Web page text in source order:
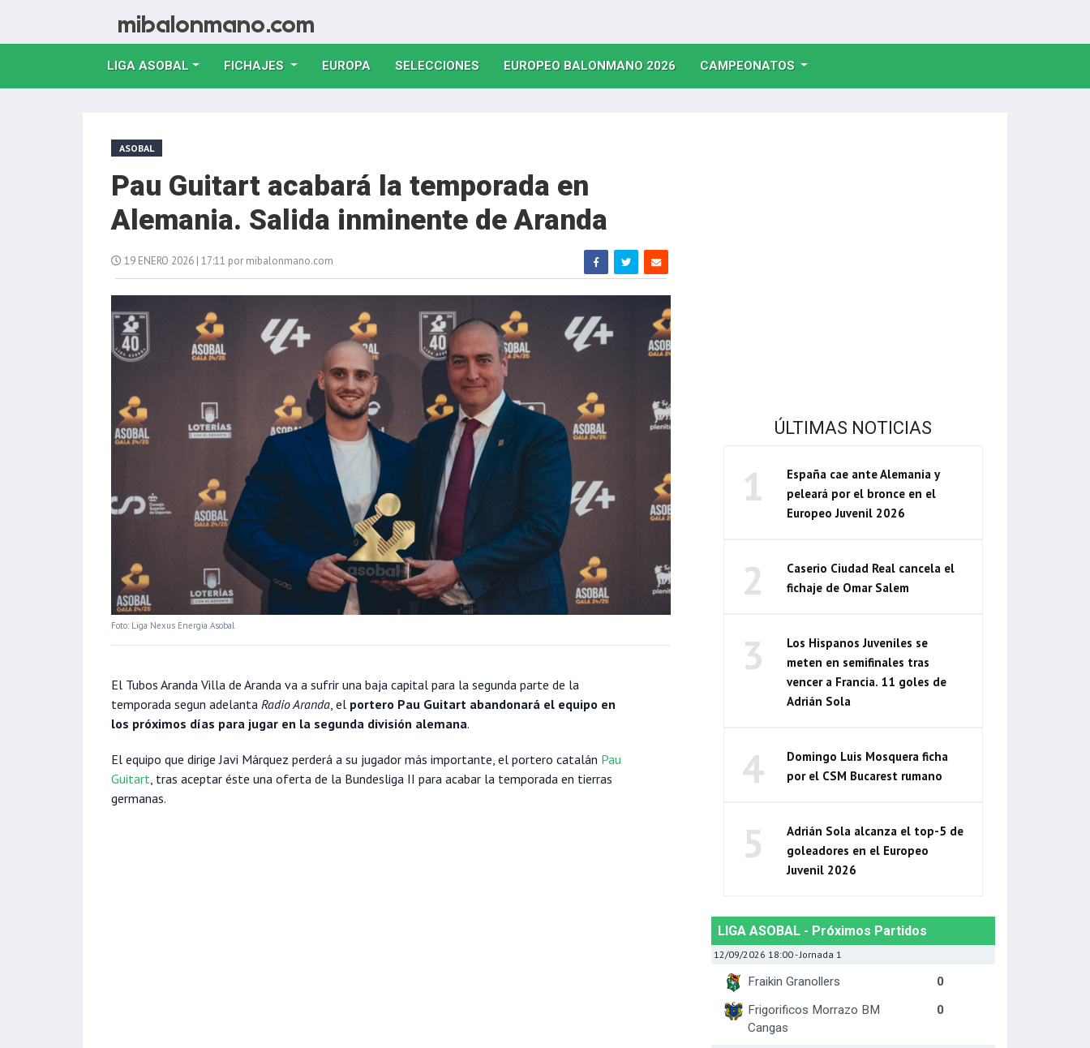
LIGA ASOBAL FICHAJES EUROPA(CURRENT)
SELECCIONES(CURRENT)
EUROPEO BALONMANO 2026(CURRENT)
CAMPEONATOS
ASOBAL
Pau Guitart acabará la temporada en
Alemania. Salida inminente de Aranda
19 ENERO 2026 | 17:11 por mibalonmano.com
Foto: Liga Nexus Energia Asobal
El Tubos Aranda Villa de Aranda va a sufrir una baja capital para la segunda parte de la
temporada segun adelanta Radio Aranda, el portero Pau Guitart abandonará el equipo en
los próximos días para jugar en la segunda división alemana.
El equipo que dirige Javi Márquez perderá a su jugador más importante, el portero catalán Pau
Guitart, tras aceptar éste una oferta de la Bundesliga II para acabar la temporada en tierras
germanas.
ÚLTIMAS NOTICIAS
1
España cae ante Alemania y
peleará por el bronce en el
Europeo Juvenil 2026
2
Caserio Ciudad Real cancela el
fichaje de Omar Salem
3
Los Hispanos Juveniles se
meten en semifinales tras
vencer a Francia. 11 goles de
Adrián Sola
4
Domingo Luis Mosquera ficha
por el CSM Bucarest rumano
5
Adrián Sola alcanza el top-5 de
goleadores en el Europeo
Juvenil 2026
LIGA ASOBAL - Próximos Partidos
12/09/2026 18:00- Jornada 1
Fraikin Granollers
0
Frigorificos Morrazo BM
Cangas
0